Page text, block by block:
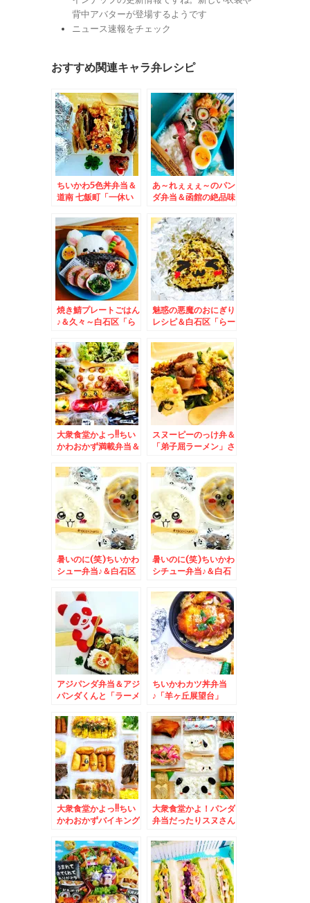
背中アバターが登場するようです
ニュース速報をチェック
おすすめ関連キャラ弁レシピ
ちいかわ5色丼弁当＆
道南 七飯町「一休い
ュー「肉炒めラーメ
ン」塩味麺固め最
高！！(*´艸`*)
あ～れぇぇぇ～のパン
ダ弁当＆函館の絶品味
味噌ラーメンSHINI-
UCHI」「味噌らぁめ
ん真打しんうち」さん
の「濃厚豚味噌ラーメ
ン」が芸術的に美味し
いっ！！！
焼き鯖プレートごはん
♪＆久々～白石区「ら
「濃厚にぼしらーめ
ん」札幌で一番好きな
煮干しラーメン(*´艸
`*)
魅惑の悪魔のおにぎり
レシピ＆白石区「らー
「あっさり煮干しラー
メン」激ウマ煮干しラ
ーメンのお店(*´艸`*)
大衆食堂かよっ!!ちい
かわおかず満載弁当＆
「金曜日のサンドイッ
チ３００円」と「コロ
ッケ５０円」Σ（・
□・；）
スヌーピーのっけ弁＆
「弟子屈ラーメン」さ
ラーメン」と通常サイ
ズ＆スモールサイズ(*
´艸`*)ネギメンマトッ
ピング麺固め
暑いのに(笑)ちいかわ
シュー弁当♪＆白石区
んの「鶏清湯らーめ
ん」激ウマ煮干しラー
メンのお店(*´艸`*)
暑いのに(笑)ちいかわ
シチュー弁当♪＆白石
さんの「鶏清湯らーめ
ん」激ウマ煮干しラー
メンのお店(*´艸`*)
アジパンダ弁当＆アジ
パンダくんと「ラーメ
「野菜ラーメン醤油
味」(*´艸`*)
ちいかわカツ丼弁当
♪「羊ヶ丘展望台」
がら大志を抱き食べる
「ラム串」美味(*´艸
`*)
大衆食堂かよっ!!ちい
かわおかずバイキング
ン」さんの「海老ラー
メン」「味噌味」食べ
たよ～(*´艸`*)
大衆食堂かよ！パンダ
弁当だったりスヌさん
事処三平」さんの「み
そ辛ちゃんぽん」(*
´艸`*)制覇まであと一
つ☆